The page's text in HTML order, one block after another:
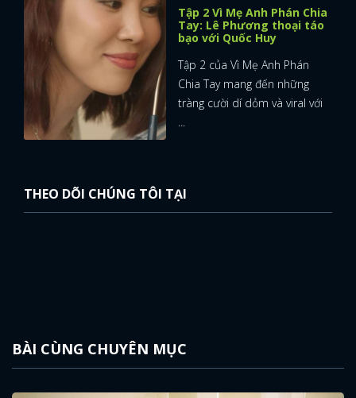
Tập 2 Vì Mẹ Anh Phán Chia
Tay: Lê Phương thoại táo
bạo với Quốc Huy
Tập 2 của Vì Mẹ Anh Phán
Chia Tay mang đến những
tràng cười dí dỏm và viral với
...
THEO DÕI CHÚNG TÔI TẠI
BÀI CÙNG CHUYÊN MỤC